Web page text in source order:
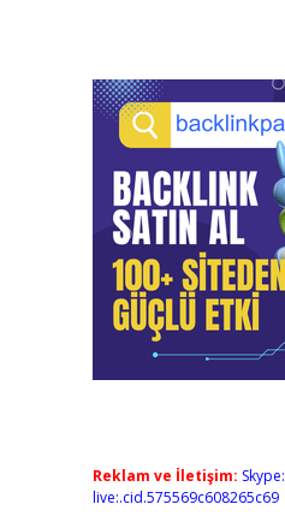
Reklam ve İletişim: Skype:
live:.cid.575569c608265c69